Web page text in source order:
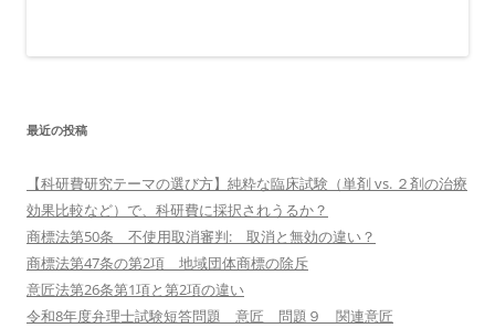
最近の投稿
【科研費研究テーマの選び方】純粋な臨床試験（単剤 vs. ２剤の治療
効果比較など）で、科研費に採択されうるか？
商標法第50条 不使用取消審判: 取消と無効の違い？
商標法第47条の第2項 地域団体商標の除斥
意匠法第26条第1項と第2項の違い
令和8年度弁理士試験短答問題 意匠 問題９ 関連意匠